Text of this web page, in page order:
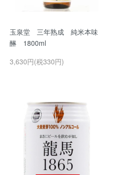
玉泉堂 三年熟成 純米本味
醂 1800ml
3,630円(税330円)